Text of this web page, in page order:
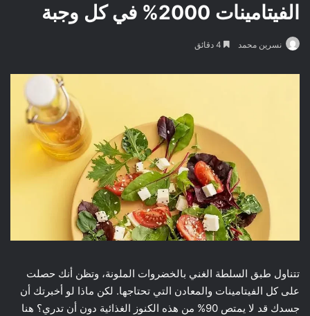
الفيتامينات 2000% في كل وجبة
نسرين محمد
تتناول طبق السلطة الغني بالخضروات الملونة، وتظن أنك حصلت
على كل الفيتامينات والمعادن التي تحتاجها. لكن ماذا لو أخبرتك أن
جسدك قد لا يمتص 90% من هذه الكنوز الغذائية دون أن تدري؟ هنا